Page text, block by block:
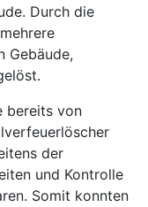
Durch die
Gebäude,
bereits von
der
und Kontrolle
Somit konnten